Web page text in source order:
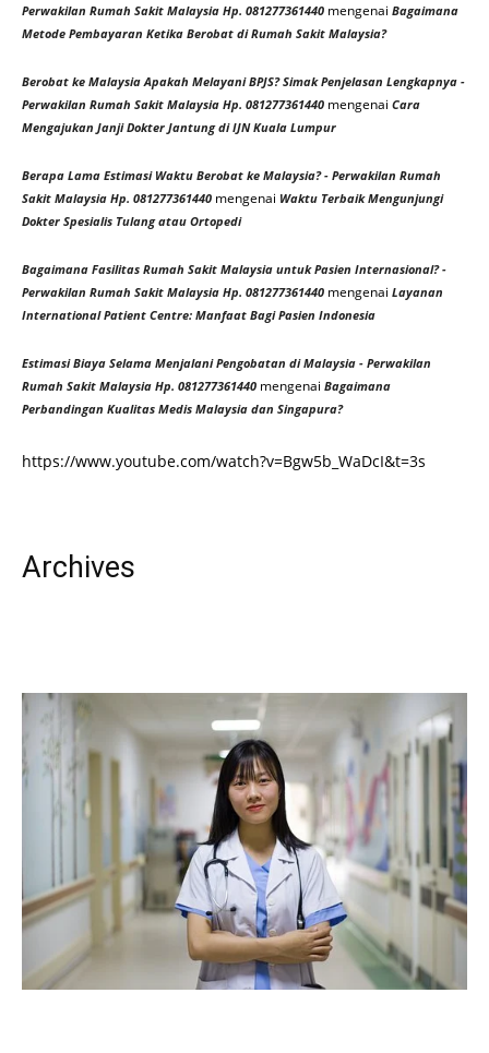
Perwakilan Rumah Sakit Malaysia Hp. 081277361440 mengenai Bagaimana
Metode Pembayaran Ketika Berobat di Rumah Sakit Malaysia?
Berobat ke Malaysia Apakah Melayani BPJS? Simak Penjelasan Lengkapnya -
Perwakilan Rumah Sakit Malaysia Hp. 081277361440 mengenai Cara
Mengajukan Janji Dokter Jantung di IJN Kuala Lumpur
Berapa Lama Estimasi Waktu Berobat ke Malaysia? - Perwakilan Rumah
Sakit Malaysia Hp. 081277361440 mengenai Waktu Terbaik Mengunjungi
Dokter Spesialis Tulang atau Ortopedi
Bagaimana Fasilitas Rumah Sakit Malaysia untuk Pasien Internasional? -
Perwakilan Rumah Sakit Malaysia Hp. 081277361440 mengenai Layanan
International Patient Centre: Manfaat Bagi Pasien Indonesia
Estimasi Biaya Selama Menjalani Pengobatan di Malaysia - Perwakilan
Rumah Sakit Malaysia Hp. 081277361440 mengenai Bagaimana
Perbandingan Kualitas Medis Malaysia dan Singapura?
https://www.youtube.com/watch?v=Bgw5b_WaDcI&t=3s
Archives